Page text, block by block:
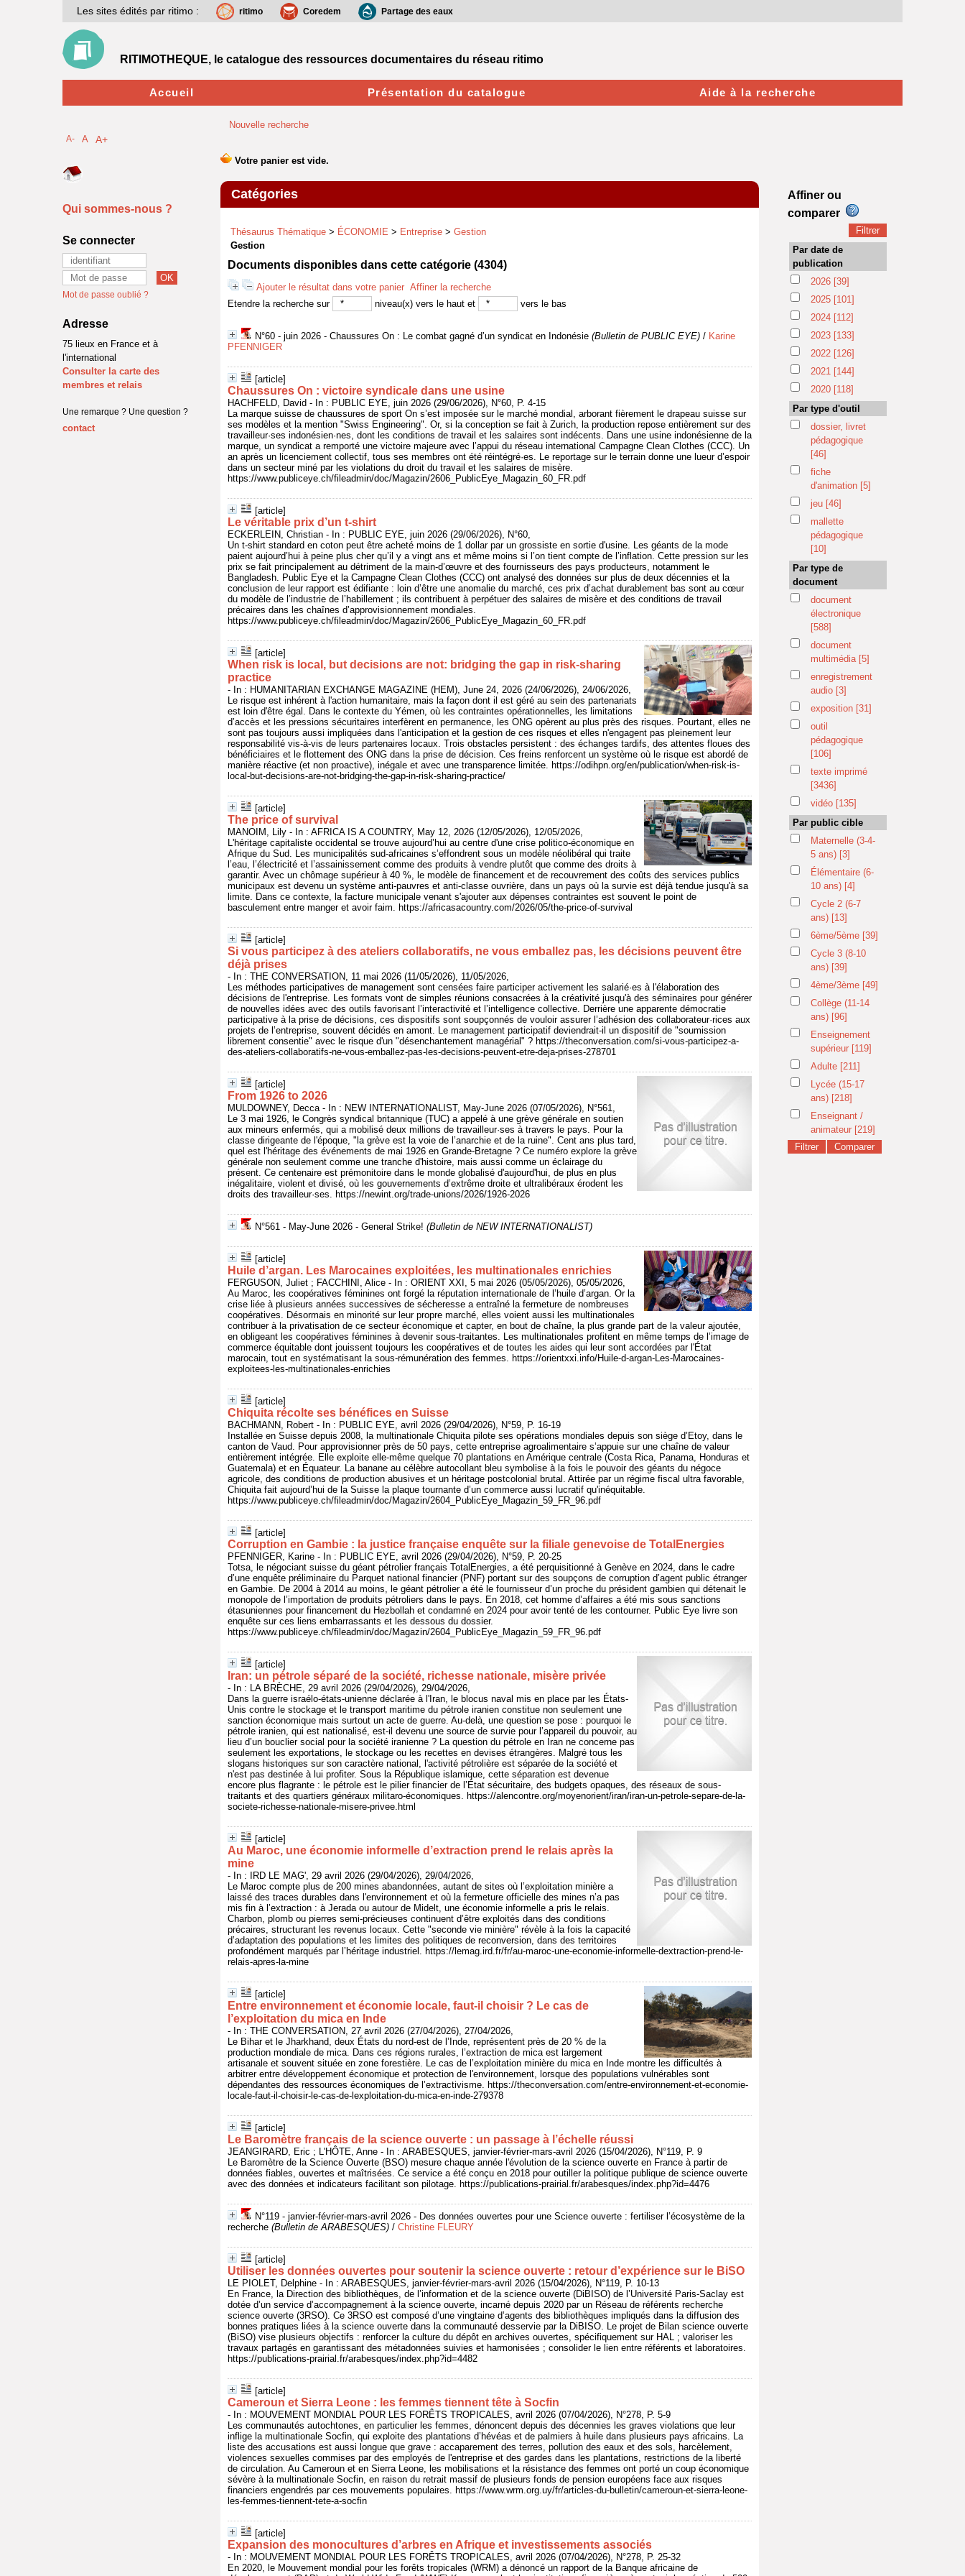
Nouvelle recherche
Catégories
Thésaurus Thématique > ÉCONOMIE > Entreprise > Gestion
Gestion
Documents disponibles dans cette catégorie (4304)
Ajouter le résultat dans votre panier Affiner la recherche
Etendre la recherche sur
niveau(x) vers le haut et vers le bas
N°60 - juin 2026 - Chaussures On : Le combat gagné d’un syndicat en Indonésie (Bulletin de PUBLIC EYE) / Karine
PFENNIGER
[article]
Chaussures On : victoire syndicale dans une usine
HACHFELD, David - In : PUBLIC EYE, juin 2026 (29/06/2026), N°60, P. 4-15
La marque suisse de chaussures de sport On s’est imposée sur le marché mondial, arborant fièrement le drapeau suisse sur
ses modèles et la mention "Swiss Engineering". Or, si la conception se fait à Zurich, la production repose entièrement sur des
travailleur·ses indonésien·nes, dont les conditions de travail et les salaires sont indécents. Dans une usine indonésienne de la
marque, un syndicat a remporté une victoire majeure avec l’appui du réseau international Campagne Clean Clothes (CCC). Un
an après un licenciement collectif, tous ses membres ont été réintégré·es. Le reportage sur le terrain donne une lueur d’espoir
dans un secteur miné par les violations du droit du travail et les salaires de misère.
https://www.publiceye.ch/fileadmin/doc/Magazin/2606_PublicEye_Magazin_60_FR.pdf
[article]
Le véritable prix d’un t-shirt
ECKERLEIN, Christian - In : PUBLIC EYE, juin 2026 (29/06/2026), N°60,
Un t-shirt standard en coton peut être acheté moins de 1 dollar par un grossiste en sortie d'usine. Les géants de la mode
paient aujourd’hui à peine plus cher qu’il y a vingt ans et même moins si l’on tient compte de l’inflation. Cette pression sur les
prix se fait principalement au détriment de la main-d’œuvre et des fournisseurs des pays producteurs, notamment le
Bangladesh. Public Eye et la Campagne Clean Clothes (CCC) ont analysé des données sur plus de deux décennies et la
conclusion de leur rapport est édifiante : loin d’être une anomalie du marché, ces prix d’achat durablement bas sont au cœur
du modèle de l’industrie de l’habillement ; ils contribuent à perpétuer des salaires de misère et des conditions de travail
précaires dans les chaînes d’approvisionnement mondiales.
https://www.publiceye.ch/fileadmin/doc/Magazin/2606_PublicEye_Magazin_60_FR.pdf
[article]
When risk is local, but decisions are not: bridging the gap in risk-sharing
practice
- In : HUMANITARIAN EXCHANGE MAGAZINE (HEM), June 24, 2026 (24/06/2026), 24/06/2026,
Le risque est inhérent à l'action humanitaire, mais la façon dont il est géré au sein des partenariats
est loin d'être égal. Dans le contexte du Yémen, où les contraintes opérationnelles, les limitations
d’accès et les pressions sécuritaires interfèrent en permanence, les ONG opèrent au plus près des risques. Pourtant, elles ne
sont pas toujours aussi impliquées dans l'anticipation et la gestion de ces risques et elles n'engagent pas pleinement leur
responsabilité vis-à-vis de leurs partenaires locaux. Trois obstacles persistent : des échanges tardifs, des attentes floues des
bénéficiaires et le flottement des ONG dans la prise de décision. Ces freins renforcent un système où le risque est abordé de
manière réactive (et non proactive), inégale et avec une transparence limitée. https://odihpn.org/en/publication/when-risk-is-
local-but-decisions-are-not-bridging-the-gap-in-risk-sharing-practice/
[article]
The price of survival
MANOIM, Lily - In : AFRICA IS A COUNTRY, May 12, 2026 (12/05/2026), 12/05/2026,
L'héritage capitaliste occidental se trouve aujourd’hui au centre d'une crise politico-économique en
Afrique du Sud. Les municipalités sud-africaines s’effondrent sous un modèle néolibéral qui traite
l’eau, l’électricité et l’assainissement comme des produits à vendre plutôt que comme des droits à
garantir. Avec un chômage supérieur à 40 %, le modèle de financement et de recouvrement des coûts des services publics
municipaux est devenu un système anti-pauvres et anti-classe ouvrière, dans un pays où la survie est déjà tendue jusqu'à sa
limite. Dans ce contexte, la facture municipale venant s'ajouter aux dépenses contraintes est souvent le point de
basculement entre manger et avoir faim. https://africasacountry.com/2026/05/the-price-of-survival
[article]
Si vous participez à des ateliers collaboratifs, ne vous emballez pas, les décisions peuvent être
déjà prises
- In : THE CONVERSATION, 11 mai 2026 (11/05/2026), 11/05/2026,
Les méthodes participatives de management sont censées faire participer activement les salarié·es à l'élaboration des
décisions de l'entreprise. Les formats vont de simples réunions consacrées à la créativité jusqu'à des séminaires pour générer
de nouvelles idées avec des outils favorisant l’interactivité et l’intelligence collective. Derrière une apparente démocratie
participative à la prise de décisions, ces dispositifs sont soupçonnés de vouloir assurer l’adhésion des collaborateur·rices aux
projets de l’entreprise, souvent décidés en amont. Le management participatif deviendrait-il un dispositif de "soumission
librement consentie" avec le risque d'un "désenchantement managérial" ? https://theconversation.com/si-vous-participez-a-
des-ateliers-collaboratifs-ne-vous-emballez-pas-les-decisions-peuvent-etre-deja-prises-278701
[article]
From 1926 to 2026
MULDOWNEY, Decca - In : NEW INTERNATIONALIST, May-June 2026 (07/05/2026), N°561,
Le 3 mai 1926, le Congrès syndical britannique (TUC) a appelé à une grève générale en soutien
aux mineurs enfermés, qui a mobilisé deux millions de travailleur·ses à travers le pays. Pour la
classe dirigeante de l'époque, "la grève est la voie de l’anarchie et de la ruine". Cent ans plus tard,
quel est l'héritage des événements de mai 1926 en Grande-Bretagne ? Ce numéro explore la grève
générale non seulement comme une tranche d'histoire, mais aussi comme un éclairage du
présent. Ce centenaire est prémonitoire dans le monde globalisé d'aujourd'hui, de plus en plus
inégalitaire, violent et divisé, où les gouvernements d’extrême droite et ultralibéraux érodent les
droits des travailleur·ses. https://newint.org/trade-unions/2026/1926-2026
N°561 - May-June 2026 - General Strike! (Bulletin de NEW INTERNATIONALIST)
[article]
Huile d’argan. Les Marocaines exploitées, les multinationales enrichies
FERGUSON, Juliet ; FACCHINI, Alice - In : ORIENT XXI, 5 mai 2026 (05/05/2026), 05/05/2026,
Au Maroc, les coopératives féminines ont forgé la réputation internationale de l’huile d’argan. Or la
crise liée à plusieurs années successives de sécheresse a entraîné la fermeture de nombreuses
coopératives. Désormais en minorité sur leur propre marché, elles voient aussi les multinationales
contribuer à la privatisation de ce secteur économique et capter, en bout de chaîne, la plus grande part de la valeur ajoutée,
en obligeant les coopératives féminines à devenir sous-traitantes. Les multinationales profitent en même temps de l’image de
commerce équitable dont jouissent toujours les coopératives et de toutes les aides qui leur sont accordées par l'État
marocain, tout en systématisant la sous-rémunération des femmes. https://orientxxi.info/Huile-d-argan-Les-Marocaines-
exploitees-les-multinationales-enrichies
[article]
Chiquita récolte ses bénéfices en Suisse
BACHMANN, Robert - In : PUBLIC EYE, avril 2026 (29/04/2026), N°59, P. 16-19
Installée en Suisse depuis 2008, la multinationale Chiquita pilote ses opérations mondiales depuis son siège d’Etoy, dans le
canton de Vaud. Pour approvisionner près de 50 pays, cette entreprise agroalimentaire s’appuie sur une chaîne de valeur
entièrement intégrée. Elle exploite elle-même quelque 70 plantations en Amérique centrale (Costa Rica, Panama, Honduras et
Guatemala) et en Équateur. La banane au célèbre autocollant bleu symbolise à la fois le pouvoir des géants du négoce
agricole, des conditions de production abusives et un héritage postcolonial brutal. Attirée par un régime fiscal ultra favorable,
Chiquita fait aujourd’hui de la Suisse la plaque tournante d’un commerce aussi lucratif qu'inéquitable.
https://www.publiceye.ch/fileadmin/doc/Magazin/2604_PublicEye_Magazin_59_FR_96.pdf
[article]
Corruption en Gambie : la justice française enquête sur la filiale genevoise de TotalEnergies
PFENNIGER, Karine - In : PUBLIC EYE, avril 2026 (29/04/2026), N°59, P. 20-25
Totsa, le négociant suisse du géant pétrolier français TotalEnergies, a été perquisitionné à Genève en 2024, dans le cadre
d’une enquête préliminaire du Parquet national financier (PNF) portant sur des soupçons de corruption d’agent public étranger
en Gambie. De 2004 à 2014 au moins, le géant pétrolier a été le fournisseur d’un proche du président gambien qui détenait le
monopole de l’importation de produits pétroliers dans le pays. En 2018, cet homme d’affaires a été mis sous sanctions
étasuniennes pour financement du Hezbollah et condamné en 2024 pour avoir tenté de les contourner. Public Eye livre son
enquête sur ces liens embarrassants et les dessous du dossier.
https://www.publiceye.ch/fileadmin/doc/Magazin/2604_PublicEye_Magazin_59_FR_96.pdf
[article]
Iran: un pétrole séparé de la société, richesse nationale, misère privée
- In : LA BRÈCHE, 29 avril 2026 (29/04/2026), 29/04/2026,
Dans la guerre israélo-états-unienne déclarée à l'Iran, le blocus naval mis en place par les États-
Unis contre le stockage et le transport maritime du pétrole iranien constitue non seulement une
sanction économique mais surtout un acte de guerre. Au-delà, une question se pose : pourquoi le
pétrole iranien, qui est nationalisé, est-il devenu une source de survie pour l’appareil du pouvoir, au
lieu d’un bouclier social pour la société iranienne ? La question du pétrole en Iran ne concerne pas
seulement les exportations, le stockage ou les recettes en devises étrangères. Malgré tous les
slogans historiques sur son caractère national, l'activité pétrolière est séparée de la société et
n'est pas destinée à lui profiter. Sous la République islamique, cette séparation est devenue
encore plus flagrante : le pétrole est le pilier financier de l’État sécuritaire, des budgets opaques, des réseaux de sous-
traitants et des quartiers généraux militaro-économiques. https://alencontre.org/moyenorient/iran/iran-un-petrole-separe-de-la-
societe-richesse-nationale-misere-privee.html
[article]
Au Maroc, une économie informelle d’extraction prend le relais après la
mine
- In : IRD LE MAG', 29 avril 2026 (29/04/2026), 29/04/2026,
Le Maroc compte plus de 200 mines abandonnées, autant de sites où l’exploitation minière a
laissé des traces durables dans l'environnement et où la fermeture officielle des mines n’a pas
mis fin à l’extraction : à Jerada ou autour de Midelt, une économie informelle a pris le relais.
Charbon, plomb ou pierres semi-précieuses continuent d’être exploités dans des conditions
précaires, structurant les revenus locaux. Cette "seconde vie minière" révèle à la fois la capacité
d’adaptation des populations et les limites des politiques de reconversion, dans des territoires
profondément marqués par l’héritage industriel. https://lemag.ird.fr/fr/au-maroc-une-economie-informelle-dextraction-prend-le-
relais-apres-la-mine
[article]
Entre environnement et économie locale, faut‑il choisir ? Le cas de
l’exploitation du mica en Inde
- In : THE CONVERSATION, 27 avril 2026 (27/04/2026), 27/04/2026,
Le Bihar et le Jharkhand, deux États du nord-est de l’Inde, représentent près de 20 % de la
production mondiale de mica. Dans ces régions rurales, l’extraction de mica est largement
artisanale et souvent située en zone forestière. Le cas de l’exploitation minière du mica en Inde montre les difficultés à
arbitrer entre développement économique et protection de l'environnement, lorsque des populations vulnérables sont
dépendantes des ressources économiques de l’extractivisme. https://theconversation.com/entre-environnement-et-economie-
locale-faut-il-choisir-le-cas-de-lexploitation-du-mica-en-inde-279378
[article]
Le Baromètre français de la science ouverte : un passage à l’échelle réussi
JEANGIRARD, Eric ; L'HÔTE, Anne - In : ARABESQUES, janvier-février-mars-avril 2026 (15/04/2026), N°119, P. 9
Le Baromètre de la Science Ouverte (BSO) mesure chaque année l'évolution de la science ouverte en France à partir de
données fiables, ouvertes et maîtrisées. Ce service a été conçu en 2018 pour outiller la politique publique de science ouverte
avec des données et indicateurs facilitant son pilotage. https://publications-prairial.fr/arabesques/index.php?id=4476
N°119 - janvier-février-mars-avril 2026 - Des données ouvertes pour une Science ouverte : fertiliser l’écosystème de la
recherche (Bulletin de ARABESQUES) / Christine FLEURY
[article]
Utiliser les données ouvertes pour soutenir la science ouverte : retour d’expérience sur le BiSO
LE PIOLET, Delphine - In : ARABESQUES, janvier-février-mars-avril 2026 (15/04/2026), N°119, P. 10-13
En France, la Direction des bibliothèques, de l’information et de la science ouverte (DiBISO) de l’Université Paris-Saclay est
dotée d’un service d’accompagnement à la science ouverte, incarné depuis 2020 par un Réseau de référents recherche
science ouverte (3RSO). Ce 3RSO est composé d’une vingtaine d’agents des bibliothèques impliqués dans la diffusion des
bonnes pratiques liées à la science ouverte dans la communauté desservie par la DiBISO. Le projet de Bilan science ouverte
(BiSO) vise plusieurs objectifs : renforcer la culture du dépôt en archives ouvertes, spécifiquement sur HAL ; valoriser les
travaux partagés en garantissant des métadonnées suivies et harmonisées ; consolider le lien entre référents et laboratoires.
https://publications-prairial.fr/arabesques/index.php?id=4482
[article]
Cameroun et Sierra Leone : les femmes tiennent tête à Socfin
- In : MOUVEMENT MONDIAL POUR LES FORÊTS TROPICALES, avril 2026 (07/04/2026), N°278, P. 5-9
Les communautés autochtones, en particulier les femmes, dénoncent depuis des décennies les graves violations que leur
inflige la multinationale Socfin, qui exploite des plantations d’hévéas et de palmiers à huile dans plusieurs pays africains. La
liste des accusations est aussi longue que grave : accaparement des terres, pollution des eaux et des sols, harcèlement,
violences sexuelles commises par des employés de l'entreprise et des gardes dans les plantations, restrictions de la liberté
de circulation. Au Cameroun et en Sierra Leone, les mobilisations et la résistance des femmes ont porté un coup économique
sévère à la multinationale Socfin, en raison du retrait massif de plusieurs fonds de pension européens face aux risques
financiers engendrés par ces mouvements populaires. https://www.wrm.org.uy/fr/articles-du-bulletin/cameroun-et-sierra-leone-
les-femmes-tiennent-tete-a-socfin
[article]
Expansion des monocultures d’arbres en Afrique et investissements associés
- In : MOUVEMENT MONDIAL POUR LES FORÊTS TROPICALES, avril 2026 (07/04/2026), N°278, P. 25-32
En 2020, le Mouvement mondial pour les forêts tropicales (WRM) a dénoncé un rapport de la Banque africaine de
Les sites édités par ritimo : ritimo Coredem Partage des eaux
RITIMOTHEQUE, le catalogue des ressources documentaires du réseau ritimo
Accueil Présentation du catalogue Aide à la recherche
A- A A+
Qui sommes-nous ?
Se connecter
Mot de passe oublié ?
Adresse
75 lieux en France et à
l'international
Consulter la carte des
membres et relais
Une remarque ? Une question ?
contact
Affiner ou
comparer
Par date de
publication
2026 [39]
2025 [101]
2024 [112]
2023 [133]
2022 [126]
2021 [144]
2020 [118]
Par type d'outil
dossier, livret
pédagogique
[46]
fiche
d'animation [5]
jeu [46]
mallette
pédagogique
[10]
Par type de
document
document
électronique
[588]
document
multimédia [5]
enregistrement
audio [3]
exposition [31]
outil
pédagogique
[106]
texte imprimé
[3436]
vidéo [135]
Par public cible
Maternelle (3-4-
5 ans) [3]
Élémentaire (6-
10 ans) [4]
Cycle 2 (6-7
ans) [13]
6ème/5ème [39]
Cycle 3 (8-10
ans) [39]
4ème/3ème [49]
Collège (11-14
ans) [96]
Enseignement
supérieur [119]
Adulte [211]
Lycée (15-17
ans) [218]
Enseignant /
animateur [219]